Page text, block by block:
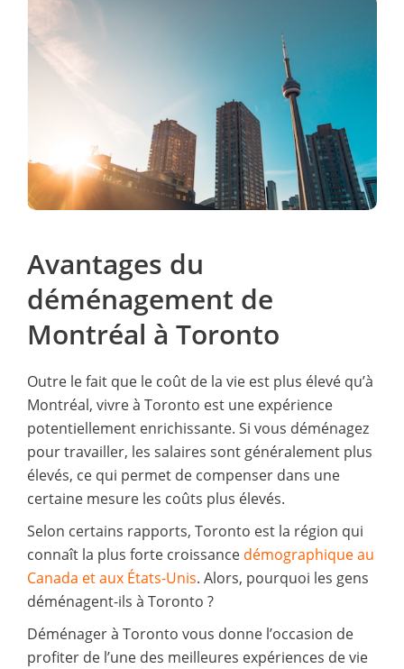
Avantages du
déménagement de
Montréal à Toronto
Outre le fait que le coût de la vie est plus élevé qu’à
Montréal, vivre à Toronto est une expérience
potentiellement enrichissante. Si vous déménagez
pour travailler, les salaires sont généralement plus
élevés, ce qui permet de compenser dans une
certaine mesure les coûts plus élevés.
Selon certains rapports, Toronto est la région qui
connaît la plus forte croissance démographique au
Canada et aux États-Unis. Alors, pourquoi les gens
déménagent-ils à Toronto ?
Déménager à Toronto vous donne l’occasion de
profiter de l’une des meilleures expériences de vie